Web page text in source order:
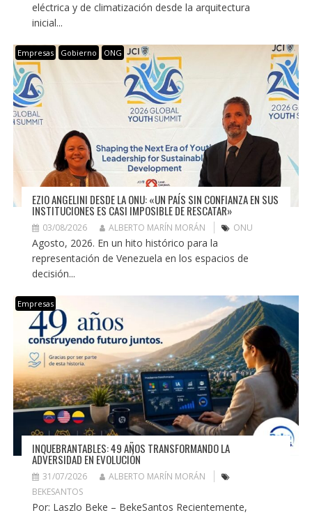
eléctrica y de climatización desde la arquitectura
inicial...
Empresas Gobierno ONG
EZIO ANGELINI DESDE LA ONU: «UN PAÍS SIN CONFIANZA EN SUS
INSTITUCIONES ES CASI IMPOSIBLE DE RESCATAR»
03/08/2026 ALBERTO MARÍN MORÁN ONU
Agosto, 2026. En un hito histórico para la
representación de Venezuela en los espacios de
decisión...
Empresas
INQUEBRANTABLES: 49 AÑOS TRANSFORMANDO LA
ADVERSIDAD EN EVOLUCIÓN
31/07/2026
ALBERTO MARÍN MORÁN
BEKESANTOS
Por: Laszlo Beke – BekeSantos Recientemente,